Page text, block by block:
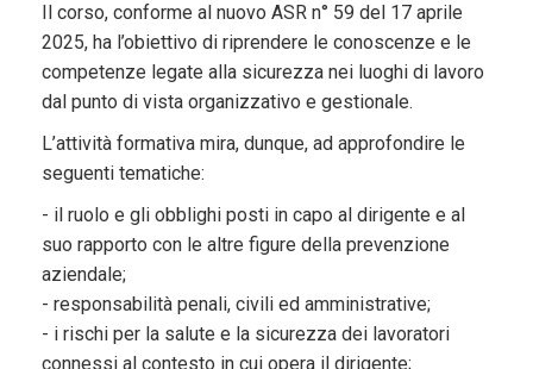
Il corso, conforme al nuovo ASR n° 59 del 17 aprile
2025, ha l’obiettivo di riprendere le conoscenze e le
competenze legate alla sicurezza nei luoghi di lavoro
dal punto di vista organizzativo e gestionale.
L’attività formativa mira, dunque, ad approfondire le
seguenti tematiche:
- il ruolo e gli obblighi posti in capo al dirigente e al
suo rapporto con le altre figure della prevenzione
aziendale;
- responsabilità penali, civili ed amministrative;
- i rischi per la salute e la sicurezza dei lavoratori
connessi al contesto in cui opera il dirigente;